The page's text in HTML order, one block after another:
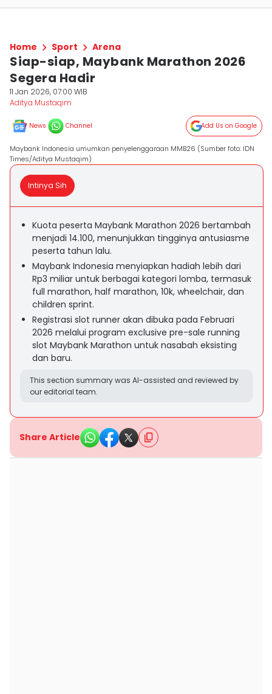
Home Sport Arena
Siap-siap, Maybank Marathon 2026
Segera Hadir
11 Jan 2026, 07:00 WIB
Aditya Mustaqim
News Channel Add Us on Google
Maybank Indonesia umumkan penyelenggaraan MMB26 (Sumber foto: IDN
Times/Aditya Mustaqim)
Intinya Sih
Kuota peserta Maybank Marathon 2026 bertambah
menjadi 14.100, menunjukkan tingginya antusiasme
peserta tahun lalu.
Maybank Indonesia menyiapkan hadiah lebih dari
Rp3 miliar untuk berbagai kategori lomba, termasuk
full marathon, half marathon, 10k, wheelchair, dan
children sprint.
Registrasi slot runner akan dibuka pada Februari
2026 melalui program exclusive pre-sale running
slot Maybank Marathon untuk nasabah eksisting
dan baru.
This section summary was AI-assisted and reviewed by
our editorial team.
Share Article